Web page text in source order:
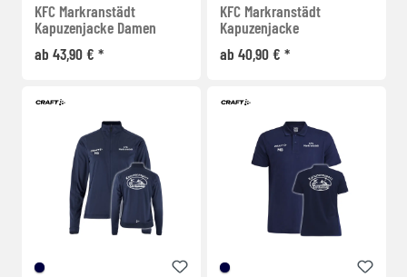
KFC Markranstädt
Kapuzenjacke Damen
ab 43,90 € *
KFC Markranstädt
Kapuzenjacke
ab 40,90 € *